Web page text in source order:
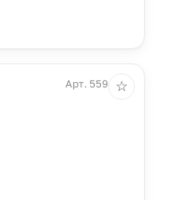
Арт. 5594.40
☆